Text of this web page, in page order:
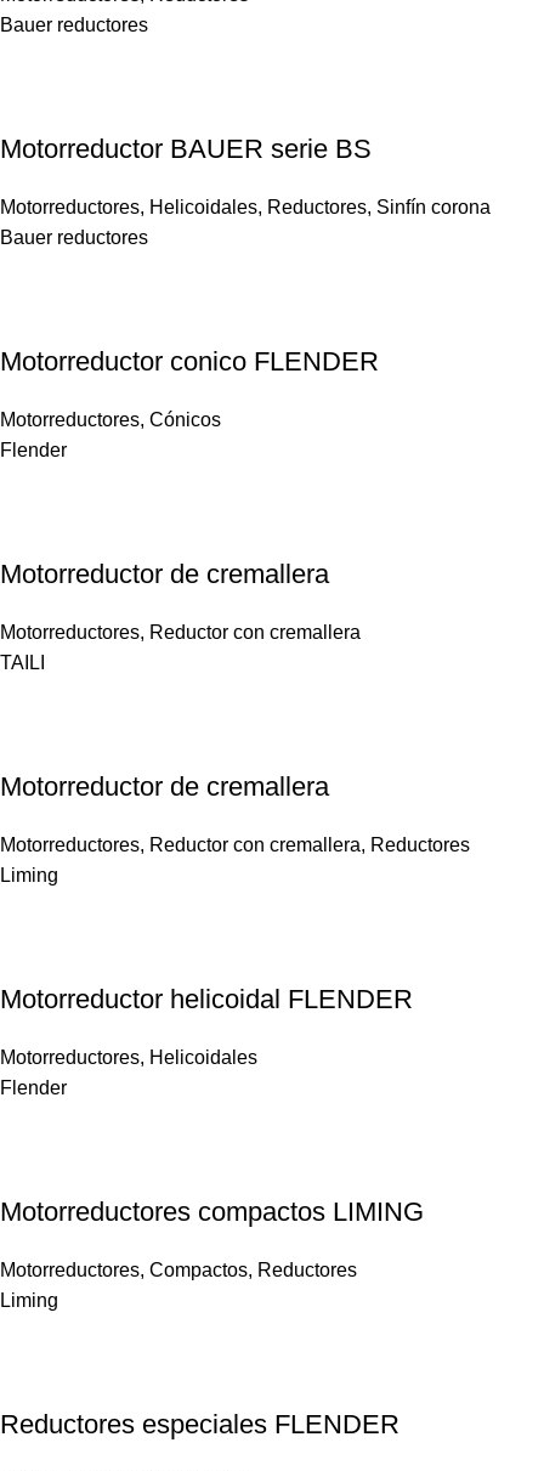
Bauer reductores
Motorreductor BAUER serie BS
Motorreductores, Helicoidales, Reductores, Sinfín corona
Bauer reductores
Motorreductor conico FLENDER
Motorreductores, Cónicos
Flender
Motorreductor de cremallera
Motorreductores, Reductor con cremallera
TAILI
Motorreductor de cremallera
Motorreductores, Reductor con cremallera, Reductores
Liming
Motorreductor helicoidal FLENDER
Motorreductores, Helicoidales
Flender
Motorreductores compactos LIMING
Motorreductores, Compactos, Reductores
Liming
Reductores especiales FLENDER